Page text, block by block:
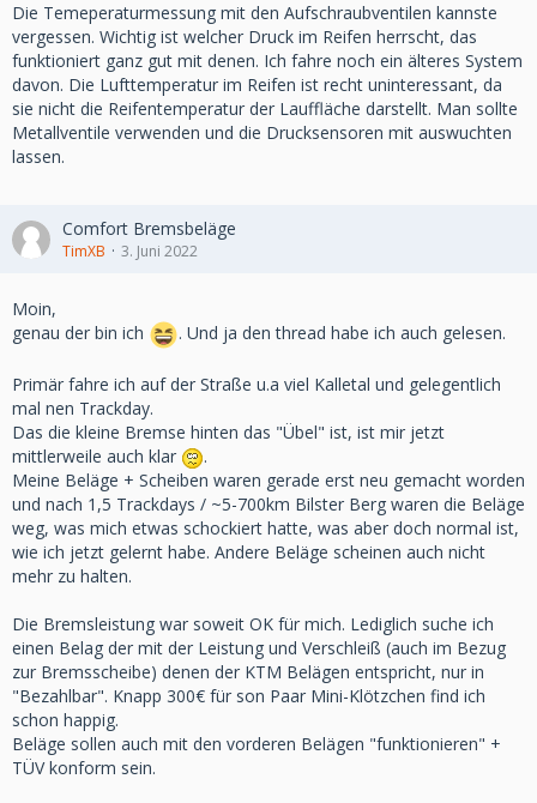
Die Temeperaturmessung mit den Aufschraubventilen kannste
vergessen. Wichtig ist welcher Druck im Reifen herrscht, das
funktioniert ganz gut mit denen. Ich fahre noch ein älteres System
davon. Die Lufttemperatur im Reifen ist recht uninteressant, da
sie nicht die Reifentemperatur der Lauffläche darstellt. Man sollte
Metallventile verwenden und die Drucksensoren mit auswuchten
lassen.
Comfort Bremsbeläge
TimXB 3. Juni 2022
Moin,
genau der bin ich
. Und ja den thread habe ich auch gelesen.
Primär fahre ich auf der Straße u.a viel Kalletal und gelegentlich
mal nen Trackday.
Das die kleine Bremse hinten das "Übel" ist, ist mir jetzt
mittlerweile auch klar
.
Meine Beläge + Scheiben waren gerade erst neu gemacht worden
und nach 1,5 Trackdays / ~5-700km Bilster Berg waren die Beläge
weg, was mich etwas schockiert hatte, was aber doch normal ist,
wie ich jetzt gelernt habe. Andere Beläge scheinen auch nicht
mehr zu halten.
Die Bremsleistung war soweit OK für mich. Lediglich suche ich
einen Belag der mit der Leistung und Verschleiß (auch im Bezug
zur Bremsscheibe) denen der KTM Belägen entspricht, nur in
"Bezahlbar". Knapp 300€ für son Paar Mini-Klötzchen find ich
schon happig.
Beläge sollen auch mit den vorderen Belägen "funktionieren" +
TÜV konform sein.